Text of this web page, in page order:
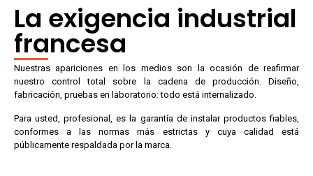
La exigencia industrial
francesa
Nuestras apariciones en los medios son la ocasión de reafirmar
nuestro control total sobre la cadena de producción. Diseño,
fabricación, pruebas en laboratorio: todo está internalizado.
Para usted, profesional, es la garantía de instalar productos fiables,
conformes a las normas más estrictas y cuya calidad está
públicamente respaldada por la marca.